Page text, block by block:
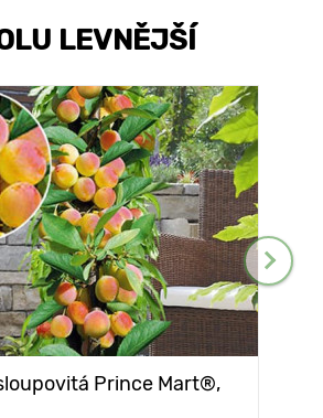
LEVNĚJŠÍ
Prince Mart®,